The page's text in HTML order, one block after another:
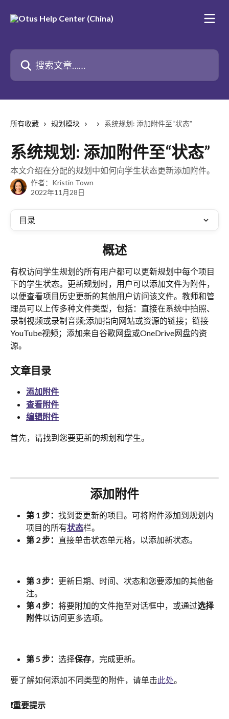
搜索文章……
所有收藏 规划模块 系统规划: 添加附件至“状态”
系统规划: 添加附件至“状态”
本文介绍在分配的规划中如何向学生状态更新添加附件。
作者： Kristin Town
2022年11月28日
目录
概述
有权访问学生规划的所有用户都可以更新规划中每个项目
下的学生状态。更新规划时，用户可以添加文件为附件，
以便查看项目历史更新的其他用户访问该文件。教师和管
理员可以上传多种文件类型，包括：直接在系统中拍照、
录制视频或录制音频;添加指向网站或资源的链接；链接
YouTube视频；添加来自谷歌网盘或OneDrive网盘的资
源。
文章目录
添加附件
查看附件
编辑附件
首先，请找到您要更新的规划和学生。
添加附件
第 1 步： 找到要更新的项目。可将附件添加到规划内
项目的所有状态栏。
第 2 步： 直接单击状态单元格，以添加新状态。
第 3 步： 更新日期、时间、状态和您要添加的其他备
注。
第 4 步： 将要附加的文件拖至对话框中，或通过选择
附件以访问更多选项。
第 5 步： 选择保存，完成更新。
要了解如何添加不同类型的附件，请单击此处。
❗重要提示